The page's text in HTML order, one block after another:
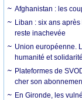
Afghanistan : les
Liban : six ans
reste inachevée
Union européenne.
humanité et
Plateformes de
cher son
En Gironde, les